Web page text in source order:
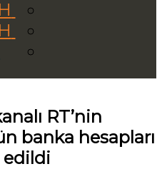
RT’nin
banka hesapları
edildi